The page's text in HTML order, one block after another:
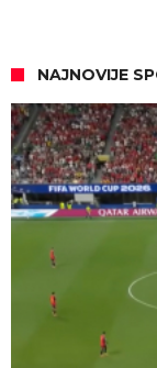
NAJNOVIJE